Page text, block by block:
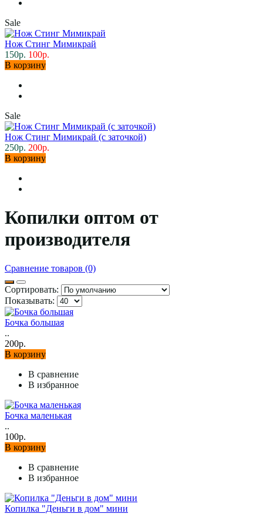
Sale
Нож Стинг Мимикрай
150р. 100р.
В корзину
Sale
Нож Стинг Мимикрай (с заточкой)
250р. 200р.
В корзину
Копилки оптом от
производителя
Сравнение товаров (0)
Сортировать:
Показывать:
Бочка большая
..
200р.
В корзину
В сравнение
В избранное
Бочка маленькая
..
100р.
В корзину
В сравнение
В избранное
Копилка "Деньги в дом" мини